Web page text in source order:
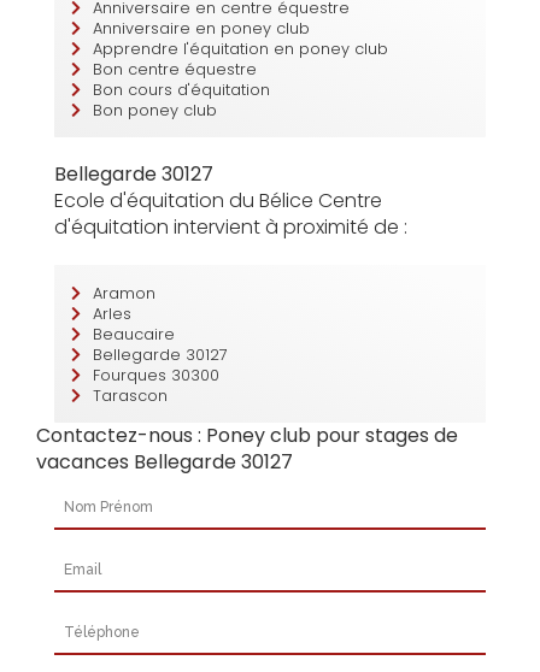
Anniversaire en centre équestre
Anniversaire en poney club
Apprendre l'équitation en poney club
Bon centre équestre
Bon cours d'équitation
Bon poney club
Bellegarde 30127
Ecole d'équitation du Bélice Centre
d'équitation intervient à proximité de :
Aramon
Arles
Beaucaire
Bellegarde 30127
Fourques 30300
Tarascon
Contactez-nous : Poney club pour stages de
vacances Bellegarde 30127
Nom Prénom
Email
Téléphone